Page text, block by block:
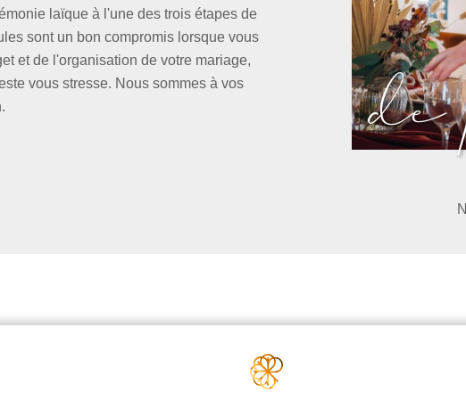
laïque à l'une des trois étapes de
sont un bon compromis lorsque vous
et de l'organisation de votre mariage,
vous stresse. Nous sommes à vos